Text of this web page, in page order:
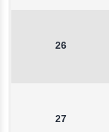
26
27